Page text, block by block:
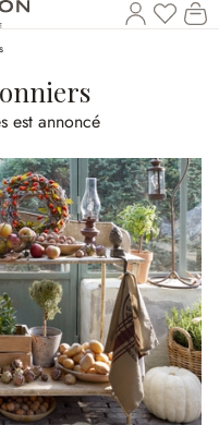
Vous
est annoncé